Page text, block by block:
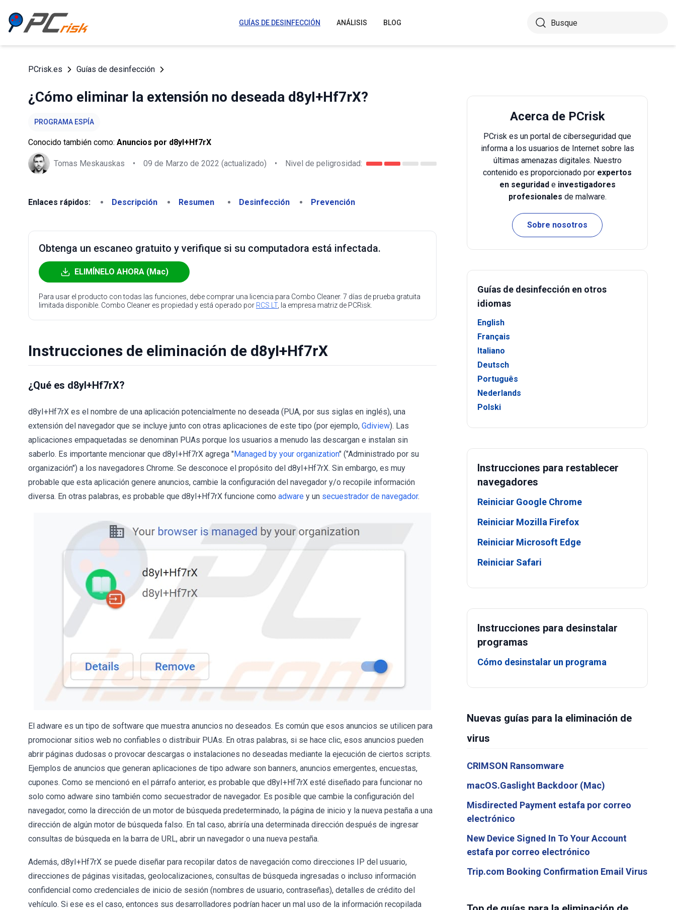
GUÍAS DE DESINFECCIÓN ANÁLISIS BLOG
PCrisk.es Guías de desinfección
¿Cómo eliminar la extensión no deseada d8yI+Hf7rX?
PROGRAMA ESPÍA
Conocido también como: Anuncios por d8yI+Hf7rX
Tomas Meskauskas • 09 de Marzo de 2022 (actualizado) • Nivel de peligrosidad:
Enlaces rápidos: Descripción Resumen Desinfección Prevención
Obtenga un escaneo gratuito y verifique si su computadora está infectada.
ELIMÍNELO AHORA (Mac)
Para usar el producto con todas las funciones, debe comprar una licencia para Combo Cleaner. 7 días de prueba gratuita
limitada disponible. Combo Cleaner es propiedad y está operado por RCS LT, la empresa matriz de PCRisk.
Instrucciones de eliminación de d8yI+Hf7rX
¿Qué es d8yI+Hf7rX?
d8yI+Hf7rX es el nombre de una aplicación potencialmente no deseada (PUA, por sus siglas en inglés), una
extensión del navegador que se incluye junto con otras aplicaciones de este tipo (por ejemplo, Gdiview). Las
aplicaciones empaquetadas se denominan PUAs porque los usuarios a menudo las descargan e instalan sin
saberlo. Es importante mencionar que d8yI+Hf7rX agrega "Managed by your organization" ("Administrado por su
organización") a los navegadores Chrome. Se desconoce el propósito del d8yI+Hf7rX. Sin embargo, es muy
probable que esta aplicación genere anuncios, cambie la configuración del navegador y/o recopile información
diversa. En otras palabras, es probable que d8yI+Hf7rX funcione como adware y un secuestrador de navegador.
El adware es un tipo de software que muestra anuncios no deseados. Es común que esos anuncios se utilicen para
promocionar sitios web no confiables o distribuir PUAs. En otras palabras, si se hace clic, esos anuncios pueden
abrir páginas dudosas o provocar descargas o instalaciones no deseadas mediante la ejecución de ciertos scripts.
Ejemplos de anuncios que generan aplicaciones de tipo adware son banners, anuncios emergentes, encuestas,
cupones. Como se mencionó en el párrafo anterior, es probable que d8yI+Hf7rX esté diseñado para funcionar no
solo como adware sino también como secuestrador de navegador. Es posible que cambie la configuración del
navegador, como la dirección de un motor de búsqueda predeterminado, la página de inicio y la nueva pestaña a una
dirección de algún motor de búsqueda falso. En tal caso, abriría una determinada dirección después de ingresar
consultas de búsqueda en la barra de URL, abrir un navegador o una nueva pestaña.
Además, d8yI+Hf7rX se puede diseñar para recopilar datos de navegación como direcciones IP del usuario,
direcciones de páginas visitadas, geolocalizaciones, consultas de búsqueda ingresadas o incluso información
confidencial como credenciales de inicio de sesión (nombres de usuario, contraseñas), detalles de crédito del
vehículo. Si ese es el caso, entonces sus desarrolladores podrían hacer un mal uso de la información recopilada
Acerca de PCrisk
PCrisk es un portal de ciberseguridad que
informa a los usuarios de Internet sobre las
últimas amenazas digitales. Nuestro
contenido es proporcionado por expertos
en seguridade investigadores
profesionales de malware.
Sobre nosotros
Guías de desinfección en otros
idiomas
English
Français
Italiano
Deutsch
Português
Nederlands
Polski
Instrucciones para restablecer
navegadores
Reiniciar Google Chrome
Reiniciar Mozilla Firefox
Reiniciar Microsoft Edge
Reiniciar Safari
Instrucciones para desinstalar
programas
Cómo desinstalar un programa
Nuevas guías para la eliminación de
virus
CRIMSON Ransomware
macOS.Gaslight Backdoor (Mac)
Misdirected Payment estafa por correo
electrónico
New Device Signed In To Your Account
estafa por correo electrónico
Trip.com Booking Confirmation Email Virus